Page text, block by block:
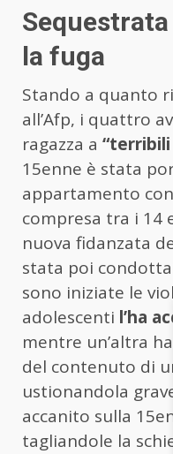
la fuga
Stando a quanto
all’Afp, i quattro
ragazza a “terribili
15enne è stata
appartamento
compresa tra i 14
nuova fidanzata
stata poi
sono iniziate le
adolescenti l’ha
mentre un’altra
del contenuto di
ustionandola
accanito sulla
tagliandole la